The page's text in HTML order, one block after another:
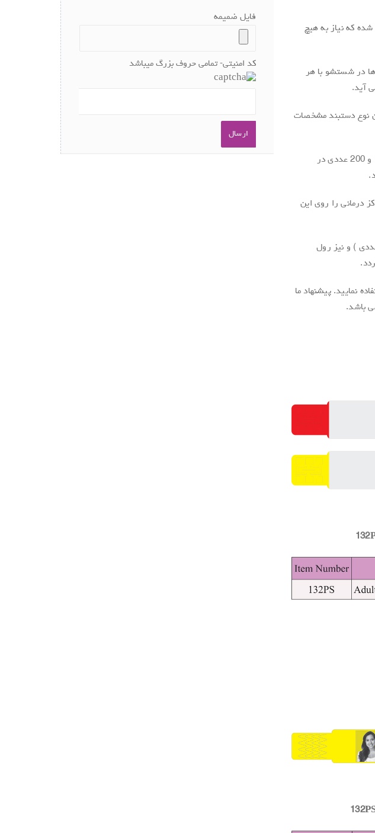
شده که نیاز به هیچ
در شستشو با هر
آید.
نوع دستبند مشخصات
این نوع دستبند جایگزین مناسبی برای کارتریج دستبند بیماراست، که در رول های 100 و 200 عددی در
درمانی را روی این
رول دستبند بیمار در دو مدل دستبند بیمار کره ای ( رول دستبند بیمار 100 عددی ) و نیز رول
نمایید. پیشنهاد ما
فایل ضمیمه
کد امنیتی- تمامی حروف بزرگ میباشد